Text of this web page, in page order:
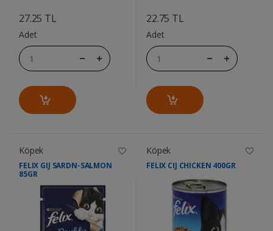
27.25 TL
Adet
22.75 TL
Adet
Köpek
FELIX GIJ SARDN-SALMON
85GR
Köpek
FELIX CIJ CHICKEN 400GR